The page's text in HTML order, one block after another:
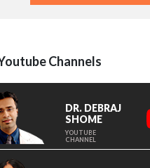
Channels
DR. DEBRAJ
SHOME
YOUTUBE
CHANNEL